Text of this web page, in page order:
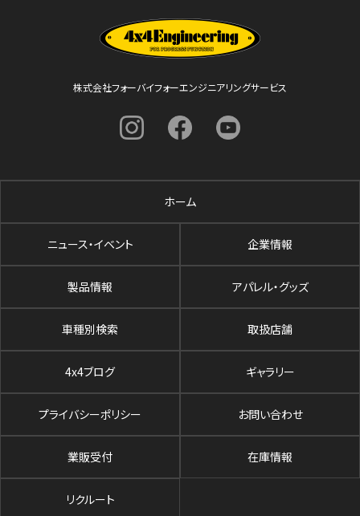
株式会社フォーバイフォーエンジニアリングサービス
ホーム
ニュース・イベント 企業情報
製品情報 アパレル・グッズ
車種別検索 取扱店舗
4x4ブログ ギャラリー
プライバシーポリシー お問い合わせ
業販受付 在庫情報
リクルート